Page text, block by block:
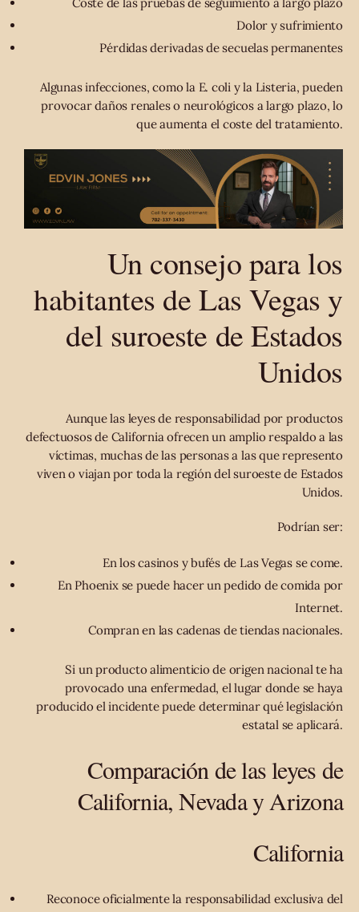
Dolor y sufrimiento
Pérdidas derivadas de secuelas permanentes
Algunas infecciones, como la E. coli y la Listeria, pueden
provocar daños renales o neurológicos a largo plazo, lo
que aumenta el coste del tratamiento.
Un consejo para los
habitantes de Las Vegas y
del suroeste de Estados
Unidos
Aunque las leyes de responsabilidad por productos
defectuosos de California ofrecen un amplio respaldo a las
víctimas, muchas de las personas a las que represento
viven o viajan por toda la región del suroeste de Estados
Unidos.
Podrían ser:
En los casinos y bufés de Las Vegas se come.
En Phoenix se puede hacer un pedido de comida por
Internet.
Compran en las cadenas de tiendas nacionales.
Si un producto alimenticio de origen nacional te ha
provocado una enfermedad, el lugar donde se haya
producido el incidente puede determinar qué legislación
estatal se aplicará.
Comparación de las leyes de
California, Nevada y Arizona
California
Reconoce oficialmente la responsabilidad exclusiva del